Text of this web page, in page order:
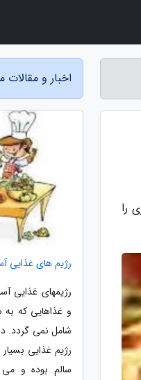
را
اخبار و مقالات
رژیم های غذایی
رژیمهای غذایی
و غذاهایی که
شامل نمی گردد. در
رژیم غذایی
سالم بوده و